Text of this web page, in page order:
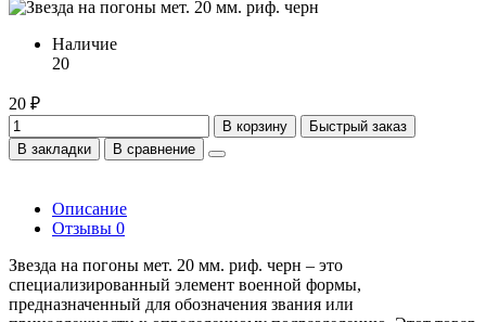
Наличие
20
20 ₽
В корзину
Быстрый заказ
В закладки
В сравнение
Описание
Отзывы 0
Звезда на погоны мет. 20 мм. риф. черн – это
специализированный элемент военной формы,
предназначенный для обозначения звания или